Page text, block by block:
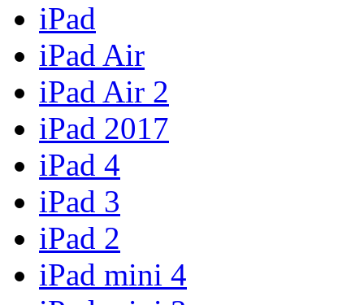
iPad
iPad Air
iPad Air 2
iPad 2017
iPad 4
iPad 3
iPad 2
iPad mini 4